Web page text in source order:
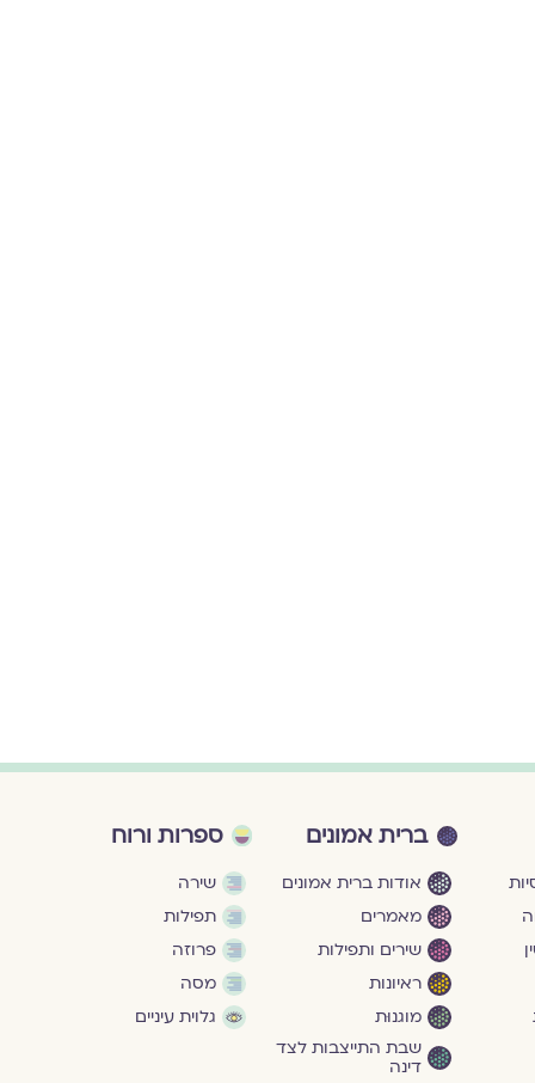
ברית אמונים
אודות ברית אמונים
מאמרים
שירים ותפילות
ראיונות
מוגנוּת
שבת התייצבות לצד
דינה
ספרות ורוח
שירה
תפילות
פרוזה
מסה
גלוית עיניים